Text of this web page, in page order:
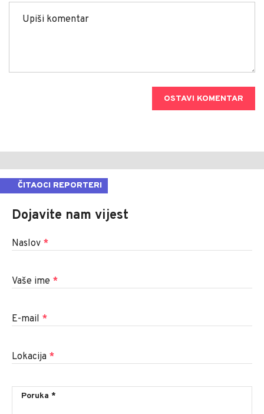
OSTAVI KOMENTAR
ČITAOCI REPORTERI
Dojavite nam vijest
Naslov *
Vaše ime *
E-mail *
Lokacija *